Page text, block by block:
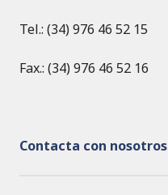
Tel.: (34) 976 46 52 15
Fax.: (34) 976 46 52 16
Contacta con nosotros